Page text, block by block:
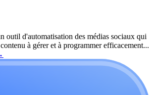
outil d'automatisation des médias sociaux qui
à gérer et à programmer efficacement...